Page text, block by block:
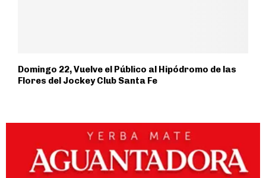
Domingo 22, Vuelve el Público al Hipódromo de las
Flores del Jockey Club Santa Fe